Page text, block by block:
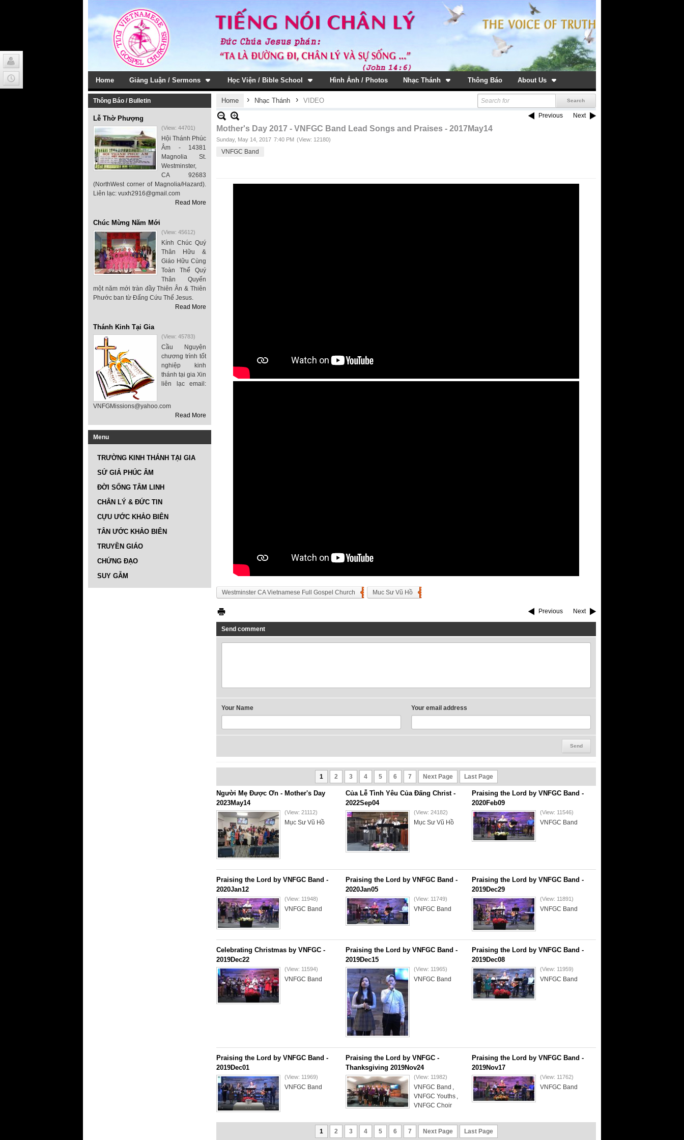
Home Giảng Luận / Sermons Học Viện / Bible School Hình Ảnh / Photos Nhạc Thánh Thông Báo About Us
Thông Báo / Bulletin
Lễ Thờ Phượng
(View: 44701)
Hội Thánh Phúc
Âm - 14381
Magnolia St.
Westminster,
CA 92683
(NorthWest corner of Magnolia/Hazard).
Liên lạc: vuxh2916@gmail.com
Read More
Chúc Mừng Năm Mới
(View: 45612)
Kính Chúc Quý
Thân Hữu &
Giáo Hữu Cùng
Toàn Thể Quý
Thân Quyến
một năm mới tràn đầy Thiên Ân & Thiên
Phước ban từ Đấng Cứu Thế Jesus.
Read More
Thánh Kinh Tại Gia
(View: 45783)
Cầu Nguyện
chương trình tốt
nghiệp kinh
thánh tại gia Xin
liên lạc email:
VNFGMissions@yahoo.com
Read More
Menu
TRƯỜNG KINH THÁNH TẠI GIA
SỨ GIẢ PHÚC ÂM
ĐỜI SỐNG TÂM LINH
CHÂN LÝ & ĐỨC TIN
CỰU ƯỚC KHẢO BIÊN
TÂN ƯỚC KHẢO BIÊN
TRUYỀN GIÁO
CHỨNG ĐẠO
SUY GẪM
Home › Nhạc Thánh › VIDEO
Previous Next
Mother's Day 2017 - VNFGC Band Lead Songs and Praises - 2017May14
Sunday, May 14, 2017 7:40 PM (View: 12180)
VNFGC Band
Westminster CA Vietnamese Full Gospel Church Muc Sư Vũ Hồ
Previous Next
Send comment
Your Name Your email address
1 2 3 4 5 6 7 Next Page Last Page
Người Mẹ Được Ơn - Mother's Day
2023May14
(View: 21112)
Mục Sư Vũ Hồ
Của Lễ Tình Yêu Của Đấng Christ -
2022Sep04
(View: 24182)
Mục Sư Vũ Hồ
Praising the Lord by VNFGC Band -
2020Feb09
(View: 11546)
VNFGC Band
Praising the Lord by VNFGC Band -
2020Jan12
(View: 11948)
VNFGC Band
Praising the Lord by VNFGC Band -
2020Jan05
(View: 11749)
VNFGC Band
Praising the Lord by VNFGC Band -
2019Dec29
(View: 11891)
VNFGC Band
Celebrating Christmas by VNFGC -
2019Dec22
(View: 11594)
VNFGC Band
Praising the Lord by VNFGC Band -
2019Dec15
(View: 11965)
VNFGC Band
Praising the Lord by VNFGC Band -
2019Dec08
(View: 11959)
VNFGC Band
Praising the Lord by VNFGC Band -
2019Dec01
(View: 11969)
VNFGC Band
Praising the Lord by VNFGC -
Thanksgiving 2019Nov24
(View: 11982)
VNFGC Band ,
VNFGC Youths ,
VNFGC Choir
Praising the Lord by VNFGC Band -
2019Nov17
(View: 11762)
VNFGC Band
1 2 3 4 5 6 7 Next Page Last Page